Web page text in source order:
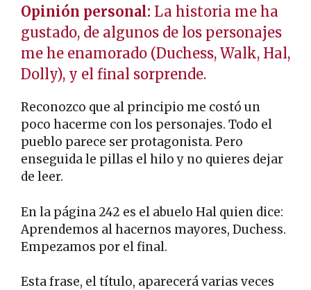
Opinión personal: La historia me ha
gustado, de algunos de los personajes
me he enamorado (Duchess, Walk, Hal,
Dolly), y el final sorprende.
Reconozco que al principio me costó un
poco hacerme con los personajes. Todo el
pueblo parece ser protagonista. Pero
enseguida le pillas el hilo y no quieres dejar
de leer.
En la página 242 es el abuelo Hal quien dice:
Aprendemos al hacernos mayores, Duchess.
Empezamos por el final.
Esta frase, el título, aparecerá varias veces